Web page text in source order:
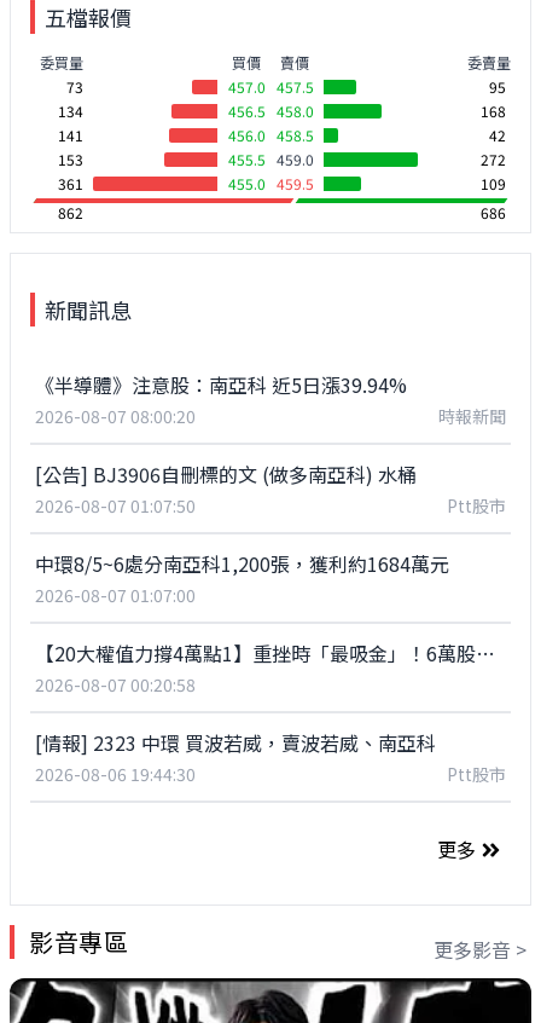
五檔報價
委買量
買價
73
457.0
134
456.5
141
456.0
153
455.5
361
455.0
賣價
委賣量
457.5
95
458.0
168
458.5
42
459.0
272
459.5
109
862
686
新聞訊息
《半導體》注意股：南亞科 近5日漲39.94%
2026-08-07 08:00:20 時報新聞
[公告] BJ3906自刪標的文 (做多南亞科) 水桶
2026-08-07 01:07:50 Ptt股市
中環8/5~6處分南亞科1,200張，獲利約1684萬元
2026-08-07 01:07:00
【20大權值力撐4萬點1】重挫時「最吸金」！6萬股東搶進神山 南亞科、國巨增幅最高成「低接王」
2026-08-07 00:20:58
[情報] 2323 中環 買波若威，賣波若威、南亞科
2026-08-06 19:44:30 Ptt股市
更多
影音專區 更多影音 >